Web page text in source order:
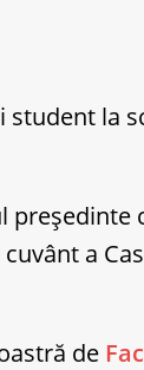
student la
președinte
a
de